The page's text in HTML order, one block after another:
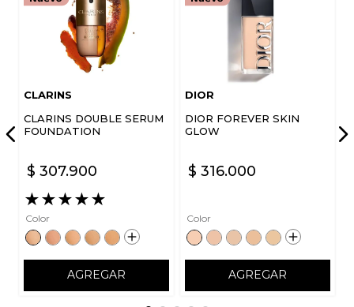
CLARINS
CLARINS DOUBLE SERUM
FOUNDATION
$ 307.900
★★★★★
Color
AGREGAR
DIOR
DIOR FOREVER SKIN
GLOW
$ 316.000
Color
AGREGAR